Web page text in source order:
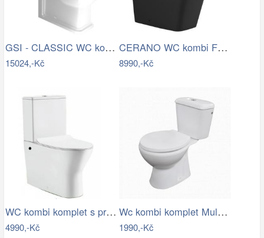
GSI - CLASSIC WC kombi, spodní/zadní…
15024,-Kč
CERANO WC kombi Forte, Rimless + Slim…
8990,-Kč
WC kombi komplet s prkénkem softclose…
4990,-Kč
Wc kombi komplet Multi Eur spodní odpad…
1990,-Kč